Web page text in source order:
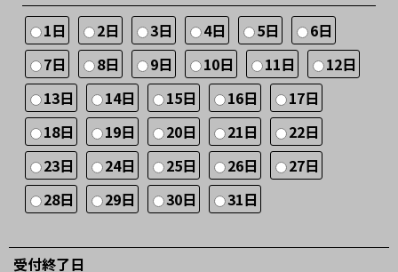
1日 2日 3日 4日 5日
6日
7日
8日 9日 10日 11日
12日
13日
14日 15日 16日
17日
18日
19日 20日 21日
22日
23日
24日 25日 26日
27日
28日
29日 30日 31日
受付終了日